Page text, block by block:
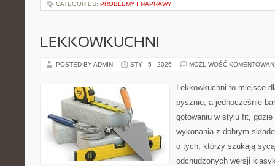
CATEGORIES: PROBLEMY I NAPRAWY
LEKKOWKUCHNI
POSTED BY ADMIN STY - 5 - 2026 MOŻLIWOŚĆ
Lekkowkuchni to miejsce
pysznie, a jednocześnie
gotowaniu w stylu fit, gdzie
wykonania z dobrym
o tych, którzy szukają
odchudzonych wersji